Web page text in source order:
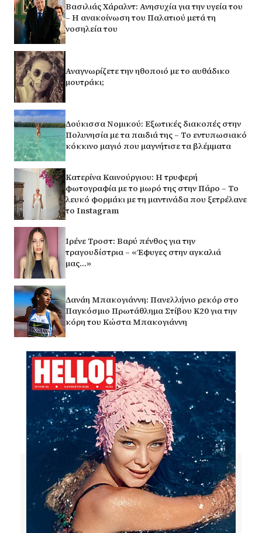
Βασιλιάς Χάραλντ: Ανησυχία για την υγεία του
– Η ανακοίνωση του Παλατιού μετά τη
νοσηλεία του
Αναγνωρίζετε την ηθοποιό με το αυθάδικο
μουτράκι;
Δούκισσα Νομικού: Εξωτικές διακοπές στην
Πολυνησία με τα παιδιά της – Το εντυπωσιακό
κόκκινο μαγιό που μαγνήτισε τα βλέμματα
Κατερίνα Καινούργιου: Η τρυφερή
φωτογραφία με το μωρό της στην Πάρο – Το
λευκό φορμάκι με τη μαντινάδα που ξετρέλανε
το Instagram
Ιρένε Τροστ: Βαρύ πένθος για την
τραγουδίστρια – «Έφυγες στην αγκαλιά
μας…»
Δανάη Μπακογιάννη: Πανελλήνιο ρεκόρ στο
Παγκόσμιο Πρωτάθλημα Στίβου Κ20 για την
κόρη του Κώστα Μπακογιάννη